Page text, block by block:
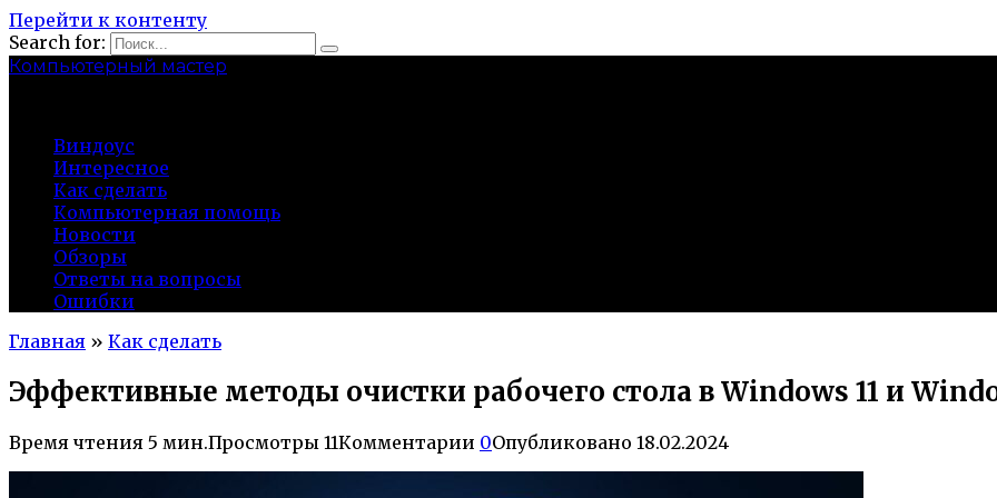
Перейти к контенту
Search for:
Компьютерный мастер
Виндоус
Интересное
Как сделать
Компьютерная помощь
Новости
Обзоры
Ответы на вопросы
Ошибки
Главная » Как сделать
Эффективные методы очистки рабочего стола в Windows 11 и
Время чтения 5 мин.Просмотры 11Комментарии 0Опубликовано 18.02.2024